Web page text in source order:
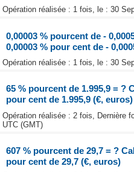
Opération réalisée : 1 fois, le : 30
0,00003 % pourcent de -
0,00003 % pour cent de -
Opération réalisée : 1 fois, le : 30
65 % pourcent de 1.995,9 = ?
pour cent de 1.995,9 (€, euros)
Opération réalisée : 2 fois, Dernière
UTC (GMT)
607 % pourcent de 29,7 = ?
pour cent de 29,7 (€, euros)